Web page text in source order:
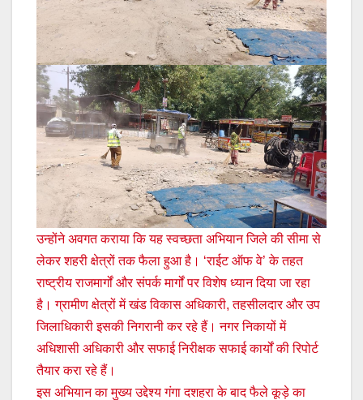
उन्होंने अवगत कराया कि यह स्वच्छता अभियान जिले की सीमा से
लेकर शहरी क्षेत्रों तक फैला हुआ है। ‘राईट ऑफ वे’ के तहत
राष्ट्रीय राजमार्गों और संपर्क मार्गों पर विशेष ध्यान दिया जा रहा
है। ग्रामीण क्षेत्रों में खंड विकास अधिकारी, तहसीलदार और उप
जिलाधिकारी इसकी निगरानी कर रहे हैं। नगर निकायों में
अधिशासी अधिकारी और सफाई निरीक्षक सफाई कार्यों की रिपोर्ट
तैयार करा रहे हैं।
इस अभियान का मुख्य उद्देश्य गंगा दशहरा के बाद फैले कूड़े का